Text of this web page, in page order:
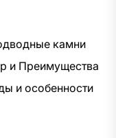
камни
и Преимущества
и особенности